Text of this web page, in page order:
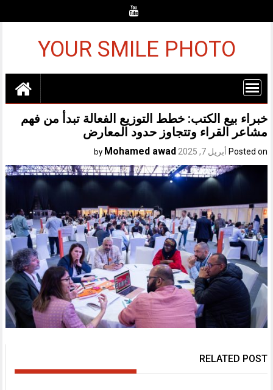
YOUR SMILE PHOTO
خبراء بيع الكتب: خطط التوزيع الفعالة تبدأ من فهم
مشاعر القراء وتتجاوز حدود المعارض
Posted on أبريل 7, 2025 Mohamed awad
RELATED POST